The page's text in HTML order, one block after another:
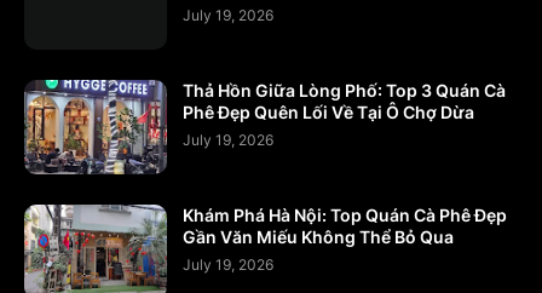
July 19, 2026
Thả Hồn Giữa Lòng Phố: Top 3 Quán Cà
Phê Đẹp Quên Lối Về Tại Ô Chợ Dừa
July 19, 2026
Khám Phá Hà Nội: Top Quán Cà Phê Đẹp
Gần Văn Miếu Không Thể Bỏ Qua
July 19, 2026